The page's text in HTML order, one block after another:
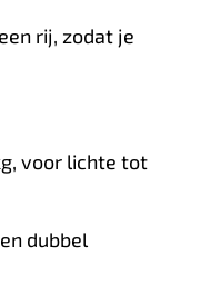
rij, zodat je
voor lichte tot
dubbel